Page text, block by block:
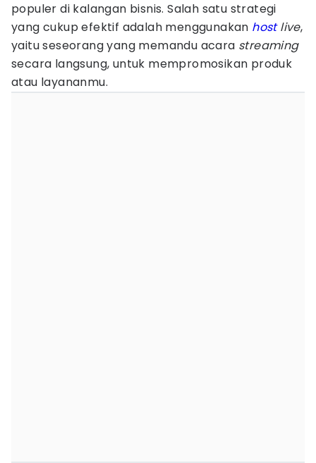
populer di kalangan bisnis. Salah satu strategi
yang cukup efektif adalah menggunakan hostlive,
yaitu seseorang yang memandu acara streaming
secara langsung, untuk mempromosikan produk
atau layananmu.